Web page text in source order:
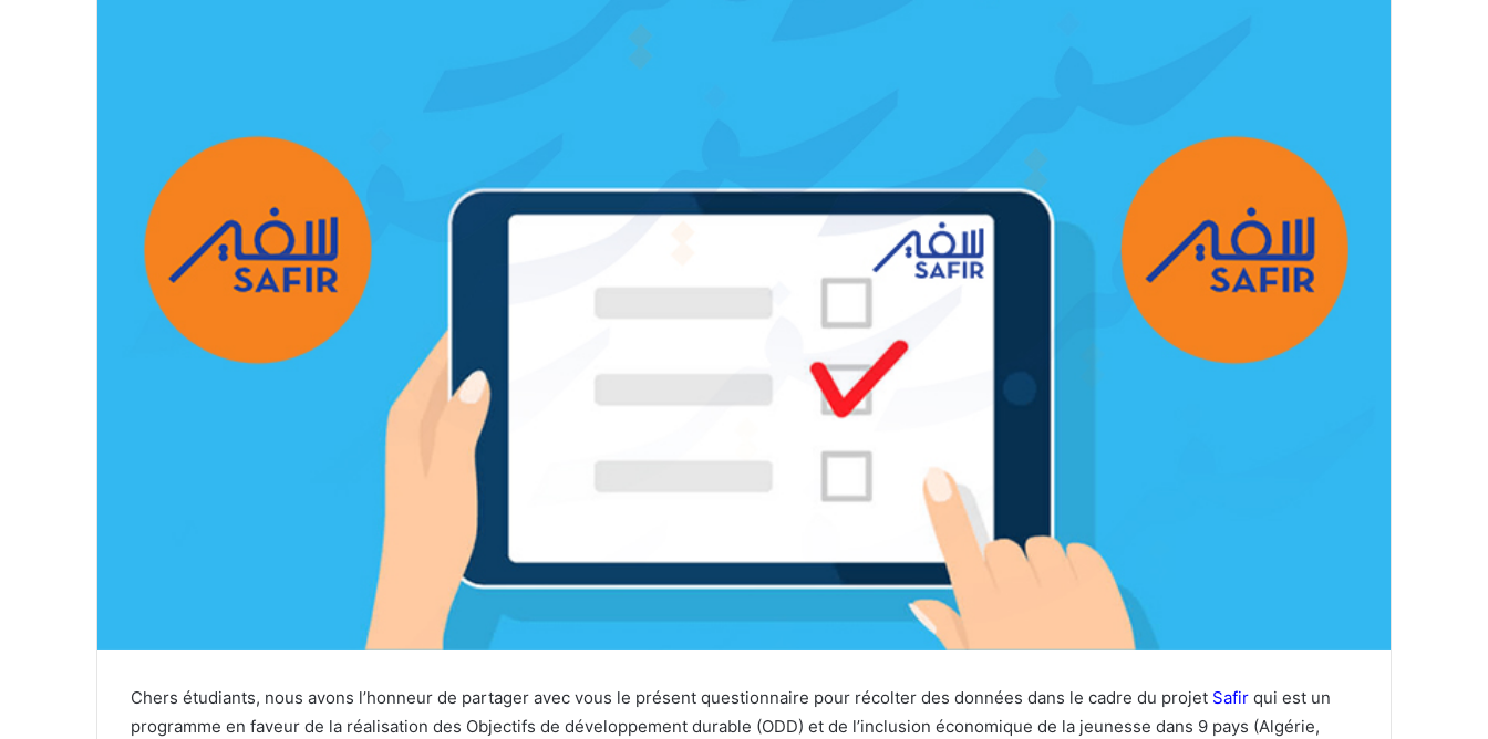
Chers étudiants, nous avons l’honneur de partager avec vous le présent questionnaire pour récolter des données dans le cadre du projet Safir qui est un
programme en faveur de la réalisation des Objectifs de développement durable (ODD) et de l’inclusion économique de la jeunesse dans 9 pays (Algérie,